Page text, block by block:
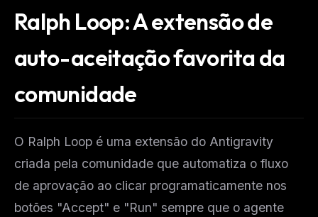
Ralph Loop: A extensão de
auto-aceitação favorita da
comunidade
O Ralph Loop é uma extensão do Antigravity
criada pela comunidade que automatiza o fluxo
de aprovação ao clicar programaticamente nos
botões "Accept" e "Run" sempre que o agente